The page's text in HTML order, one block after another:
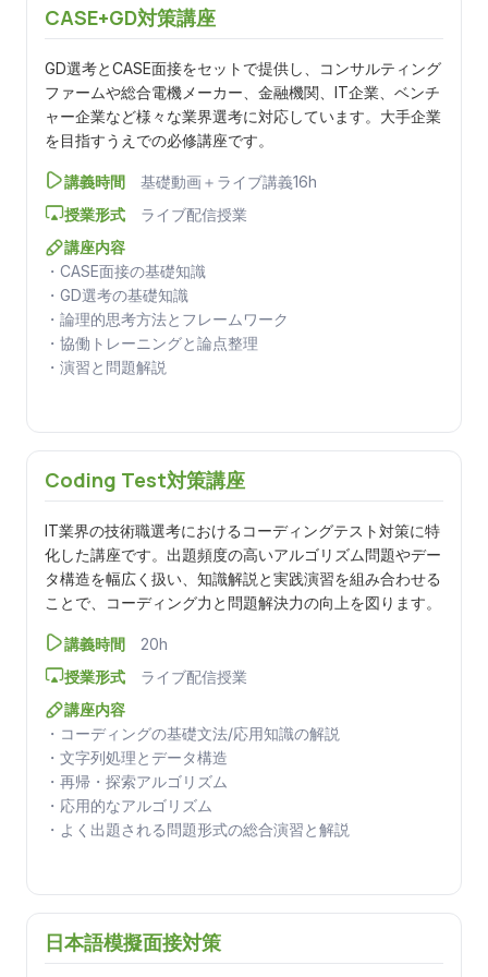
CASE+GD対策講座
GD選考とCASE面接をセットで提供し、コンサルティング
ファームや総合電機メーカー、金融機関、IT企業、ベンチ
ャー企業など様々な業界選考に対応しています。大手企業
を目指すうえでの必修講座です。
講義時間
基礎動画＋ライブ講義16h
授業形式
ライブ配信授業
講座内容
・CASE面接の基礎知識
・GD選考の基礎知識
・論理的思考方法とフレームワーク
・協働トレーニングと論点整理
・演習と問題解説
Coding Test対策講座
IT業界の技術職選考におけるコーディングテスト対策に特
化した講座です。出題頻度の高いアルゴリズム問題やデー
タ構造を幅広く扱い、知識解説と実践演習を組み合わせる
ことで、コーディング力と問題解決力の向上を図ります。
講義時間
20h
授業形式
ライブ配信授業
講座内容
・コーディングの基礎文法/応用知識の解説
・文字列処理とデータ構造
・再帰・探索アルゴリズム
・応用的なアルゴリズム
・よく出題される問題形式の総合演習と解説
日本語模擬面接対策